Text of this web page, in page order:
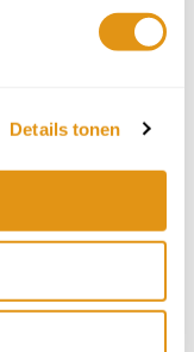
Details tonen